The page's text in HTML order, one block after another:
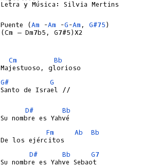
Letra y Música: Silvia Mertins
Puente (Am -Am -G-Am , G#75)
(Cm – Dm7b5, G7#5)X2
Cm
Bb
G#
G
Santo de Israel //
D#
Bb
Fm
Ab
Bb
D#
Bb
G7
Su nombre es Yahve Sebaot